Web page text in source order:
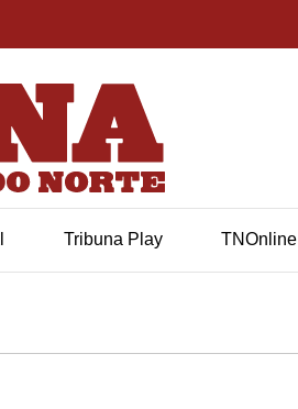
Tribuna Play TNOnline